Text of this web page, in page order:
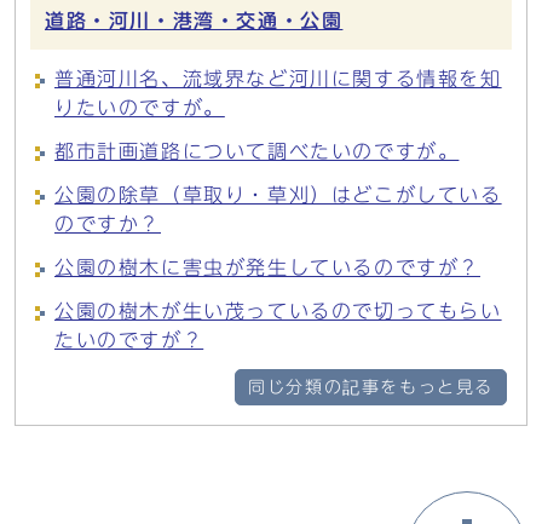
道路・河川・港湾・交通・公園
普通河川名、流域界など河川に関する情報を知
りたいのですが。
都市計画道路について調べたいのですが。
公園の除草（草取り・草刈）はどこがしている
のですか？
公園の樹木に害虫が発生しているのですが？
公園の樹木が生い茂っているので切ってもらい
たいのですが？
同じ分類の記事をもっと見る